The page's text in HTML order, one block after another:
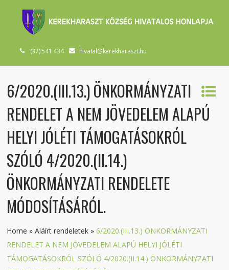
(37) 541 434 hivatal@kerekharaszt.hu
6/2020.(III.13.) ÖNKORMÁNYZATI
RENDELET A NEM JÖVEDELEM ALAPÚ
HELYI JÓLÉTI TÁMOGATÁSOKRÓL
SZÓLÓ 4/2020.(II.14.)
ÖNKORMÁNYZATI RENDELETE
MÓDOSÍTÁSÁRÓL.
Home »Aláírt rendeletek »6/2020.(III.13.) ÖNKORMÁNYZATI
RENDELET A NEM JÖVEDELEM ALAPÚ HELYI JÓLÉTI
TÁMOGATÁSOKRÓL SZÓLÓ 4/2020.(II.14.) ÖNKORMÁNYZATI